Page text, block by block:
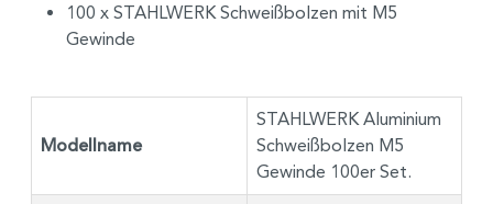
100 x STAHLWERK Schweißbolzen mit M5
Gewinde
Modellname
STAHLWERK Aluminium
Schweißbolzen M5
Gewinde 100er Set.